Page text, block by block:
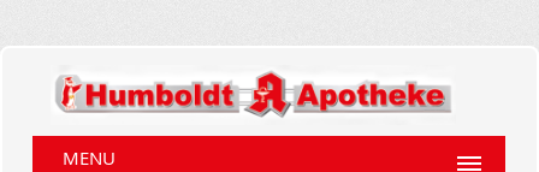
MENU